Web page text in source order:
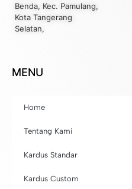
Benda, Kec. Pamulang,
Kota Tangerang
Selatan,
MENU
Home
Tentang Kami
Kardus Standar
Kardus Custom